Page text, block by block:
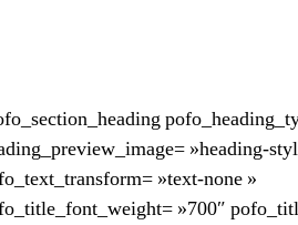
»heading-
»text-none »
»700″